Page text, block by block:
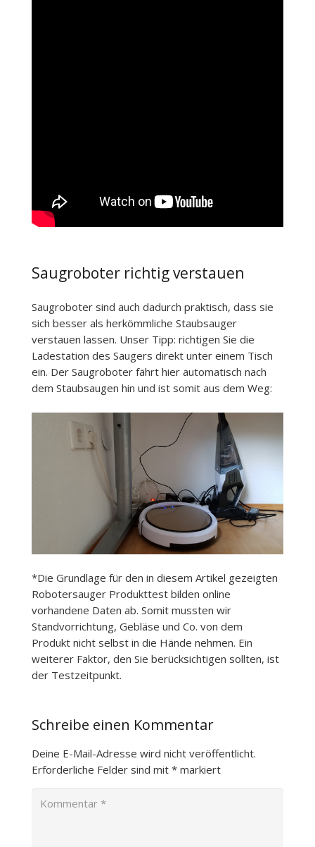
Saugroboter richtig verstauen
Saugroboter sind auch dadurch praktisch, dass sie
sich besser als herkömmliche Staubsauger
verstauen lassen. Unser Tipp: richtigen Sie die
Ladestation des Saugers direkt unter einem Tisch
ein. Der Saugroboter fährt hier automatisch nach
dem Staubsaugen hin und ist somit aus dem Weg:
*Die Grundlage für den in diesem Artikel gezeigten
Robotersauger Produkttest bilden online
vorhandene Daten ab. Somit mussten wir
Standvorrichtung, Gebläse und Co. von dem
Produkt nicht selbst in die Hände nehmen. Ein
weiterer Faktor, den Sie berücksichtigen sollten, ist
der Testzeitpunkt.
Schreibe einen Kommentar
Deine E-Mail-Adresse wird nicht veröffentlicht.
Erforderliche Felder sind mit * markiert